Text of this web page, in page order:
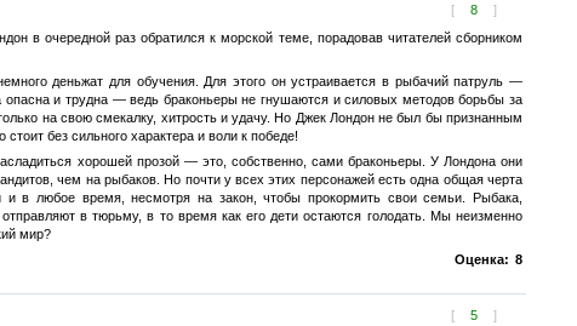
[ 8 ]
в очередной раз обратился к морской теме, порадовав читателей сборником
деньжат для обучения. Для этого он устраивается в рыбачий патруль —
и трудна — ведь браконьеры не гнушаются и силовых методов борьбы за
на свою смекалку, хитрость и удачу. Но Джек Лондон не был бы признанным
без сильного характера и воли к победе!
хорошей прозой — это, собственно, сами браконьеры. У Лондона они
чем на рыбаков. Но почти у всех этих персонажей есть одна общая черта
в любое время, несмотря на закон, чтобы прокормить свои семьи. Рыбака,
в тюрьму, в то время как его дети остаются голодать. Мы неизменно
мир?
Оценка: 8
[ 5 ]